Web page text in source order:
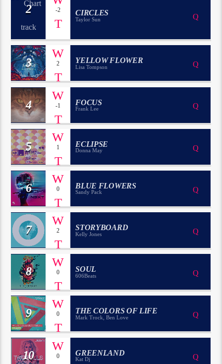
2 -2 CIRCLES
Taylor Sun
3 2 YELLOW FLOWER
Lisa Tompson
4 -1 FOCUS
Frank Lee
5 1 ECLIPSE
Donna May
6 0 BLUE FLOWERS
Sandy Pack
7 2 STORYBOARD
Kelly Jones
8 0 SOUL
606Beats
9 0 THE COLORS OF LIFE
Mark Trock, Ben Love
10 0 GREENLAND
Kat Dj